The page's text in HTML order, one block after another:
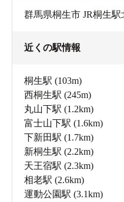
群馬県桐生市 JR桐生駅
近くの駅情報
桐生駅 (103m)
西桐生駅 (245m)
丸山下駅 (1.2km)
富士山下駅 (1.6km)
下新田駅 (1.7km)
新桐生駅 (2.2km)
天王宿駅 (2.3km)
相老駅 (2.6km)
運動公園駅 (3.1km)